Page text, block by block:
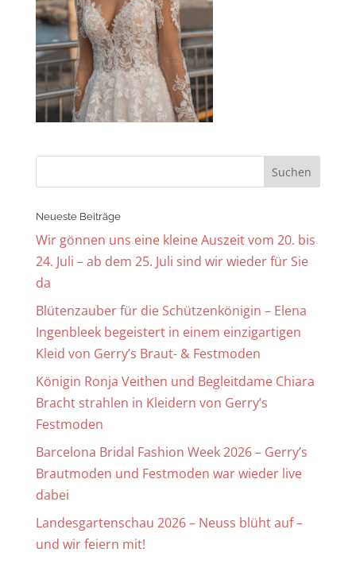
Neueste Beiträge
Wir gönnen uns eine kleine Auszeit vom 20. bis
24. Juli – ab dem 25. Juli sind wir wieder für Sie
da
Blütenzauber für die Schützenkönigin – Elena
Ingenbleek begeistert in einem einzigartigen
Kleid von Gerry’s Braut- & Festmoden
Königin Ronja Veithen und Begleitdame Chiara
Bracht strahlen in Kleidern von Gerry’s
Festmoden
Barcelona Bridal Fashion Week 2026 – Gerry’s
Brautmoden und Festmoden war wieder live
dabei
Landesgartenschau 2026 – Neuss blüht auf –
und wir feiern mit!